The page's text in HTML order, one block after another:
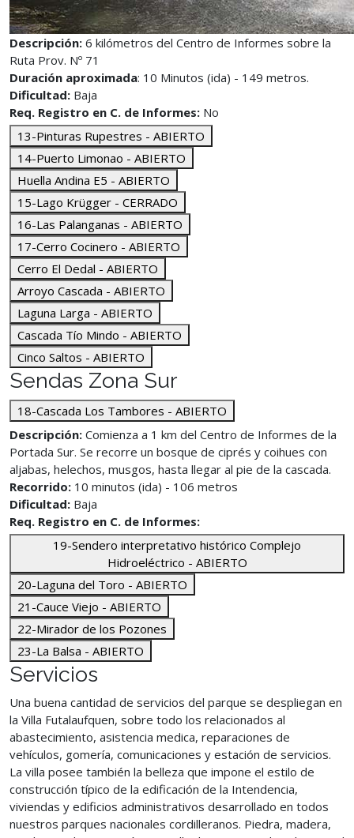
Descripción: 6 kilómetros del Centro de Informes sobre la
Ruta Prov. Nº 71
Duración aproximada: 10 Minutos (ida) - 149 metros.
Dificultad: Baja
Req. Registro en C. de Informes: No
13-Pinturas Rupestres - ABIERTO
14-Puerto Limonao - ABIERTO
Huella Andina E5 - ABIERTO
15-Lago Krügger - CERRADO
16-Las Palanganas - ABIERTO
17-Cerro Cocinero - ABIERTO
Cerro El Dedal - ABIERTO
Arroyo Cascada - ABIERTO
Laguna Larga - ABIERTO
Cascada Tío Mindo - ABIERTO
Cinco Saltos - ABIERTO
Sendas Zona Sur
18-Cascada Los Tambores - ABIERTO
Descripción: Comienza a 1 km del Centro de Informes de la
Portada Sur. Se recorre un bosque de ciprés y coihues con
aljabas, helechos, musgos, hasta llegar al pie de la cascada.
Recorrido: 10 minutos (ida) - 106 metros
Dificultad: Baja
Req. Registro en C. de Informes:
19-Sendero interpretativo histórico Complejo
Hidroeléctrico - ABIERTO
20-Laguna del Toro - ABIERTO
21-Cauce Viejo - ABIERTO
22-Mirador de los Pozones
23-La Balsa - ABIERTO
Servicios
Una buena cantidad de servicios del parque se despliegan en
la Villa Futalaufquen, sobre todo los relacionados al
abastecimiento, asistencia medica, reparaciones de
vehículos, gomería, comunicaciones y estación de servicios.
La villa posee también la belleza que impone el estilo de
construcción típico de la edificación de la Intendencia,
viviendas y edificios administrativos desarrollado en todos
nuestros parques nacionales cordilleranos. Piedra, madera,